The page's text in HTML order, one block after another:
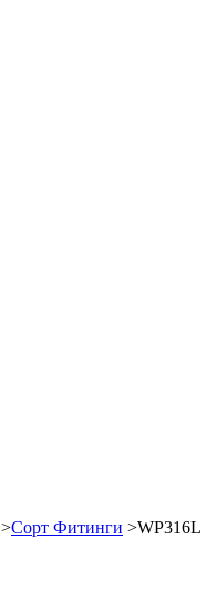
>Сорт Фитинги >WP316L